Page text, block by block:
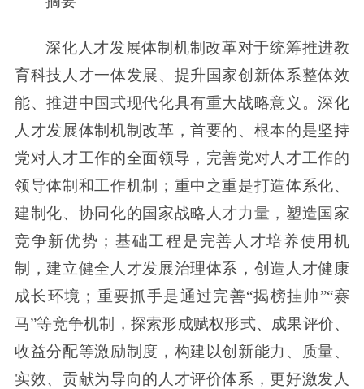
深化人才发展体制机制改革对于统筹推进教
育科技人才一体发展、提升国家创新体系整体效
能、推进中国式现代化具有重大战略意义。深化
人才发展体制机制改革，首要的、根本的是坚持
党对人才工作的全面领导，完善党对人才工作的
领导体制和工作机制；重中之重是打造体系化、
建制化、协同化的国家战略人才力量，塑造国家
竞争新优势；基础工程是完善人才培养使用机
制，建立健全人才发展治理体系，创造人才健康
成长环境；重要抓手是通过完善“揭榜挂帅”“赛
马”等竞争机制，探索形成赋权形式、成果评价、
收益分配等激励制度，构建以创新能力、质量、
实效、贡献为导向的人才评价体系，更好激发人